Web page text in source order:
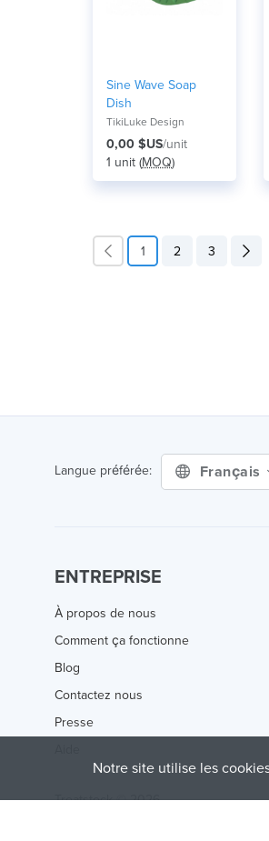
Sine Wave Soap
Dish
TikiLuke Design
0,00 $US/unit
1 unit (MOQ)
1 2 3
Langue préférée: Français
ENTREPRISE
À propos de nous
Comment ça fonctionne
Blog
Contactez nous
Presse
Treatstock © 2026
Notre site utilise les